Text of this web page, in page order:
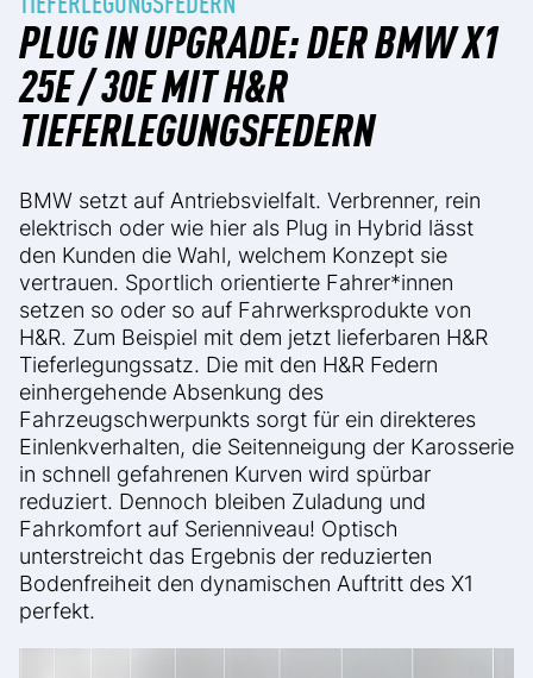
PLUG IN UPGRADE: DER BMW X1
25E / 30E MIT H&R
TIEFERLEGUNGSFEDERN
BMW setzt auf Antriebsvielfalt. Verbrenner, rein
elektrisch oder wie hier als Plug in Hybrid lässt
den Kunden die Wahl, welchem Konzept sie
vertrauen. Sportlich orientierte Fahrer*innen
setzen so oder so auf Fahrwerksprodukte von
H&R. Zum Beispiel mit dem jetzt lieferbaren H&R
Tieferlegungssatz. Die mit den H&R Federn
einhergehende Absenkung des
Fahrzeugschwerpunkts sorgt für ein direkteres
Einlenkverhalten, die Seitenneigung der Karosserie
in schnell gefahrenen Kurven wird spürbar
reduziert. Dennoch bleiben Zuladung und
Fahrkomfort auf Serienniveau! Optisch
unterstreicht das Ergebnis der reduzierten
Bodenfreiheit den dynamischen Auftritt des X1
perfekt.